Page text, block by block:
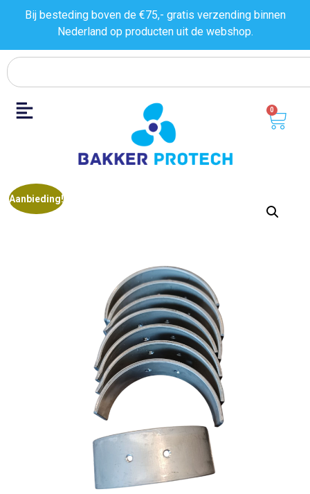
Bij besteding boven de €75,- gratis verzending binnen
Nederland op producten uit de webshop.
0
Aanbieding!